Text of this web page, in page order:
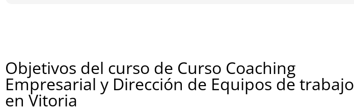
Objetivos del curso de Curso Coaching
Empresarial y Dirección de Equipos de trabajo
en Vitoria